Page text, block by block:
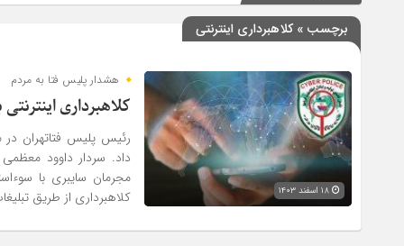
برچسب » کلاهبرداری اینترنتی
هشدار پلیس فتا به مردم
کلاهبرداری‌
​رئیس پلیس فتاتهران در
داد. سردار داوود
مجرمان سایبری با
کلاهبرداری از طریق